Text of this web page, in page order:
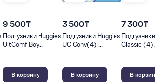
9 500₸
Подгузники Huggies
UltComf Boy...
В корзину
3 500₸
Подгузники Huggies
UC Conv(4) ...
В корзину
7 300₸
Classic
В